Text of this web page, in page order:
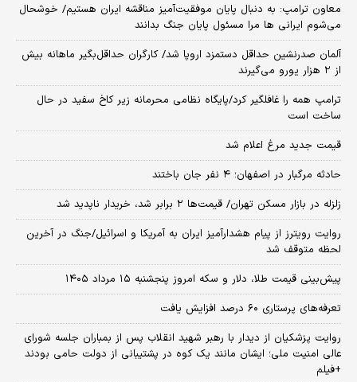
معاون ترامپ: به دنبال پایان موفقیت‌آمیز مناقشه ایران هستیم/ خوشحال
می‌شوم ایرانی ها مرا مسئول پایان جنگ بدانند
آلمان صدرنشین حداقل دستمزد اروپا شد/ کارگران حداقل‌بگیر ماهانه بیش
از ۲ هزار یورو می‌گیرند
ترامپ همه را غافلگیر کرد/پایگاه نظامی محرمانه زیر کاخ سفید در حال
ساخت است
قیمت جدید مرغ اعلام شد
حادثه مرگبار در اصفهان؛ ۴ نفر جان باختند
زلزله در بازار مسکن تهران/ قیمت‌ها ۲ برابر شد، خریدار ناپدید شد
روایت رویترز از پیام هشدارآمیز ایران به آمریکا و اسرائیل/جنگ در آخرین
لحظه متوقف شد
پیش‌بینی قیمت طلا، دلار و سکه امروز پنجشنبه ۱۵ مرداد ۱۴۰۵
تعرفه‌های پرستاری ۶۰ درصد افزایش یافت
روایت پزشکیان از دیدار با رهبر شهید انقلاب پس از بمباران جلسه شورای
عالی امنیت ملی؛ ایشان مانند یک کوه در پشتیبانی از دولت حامی بودند
+فیلم